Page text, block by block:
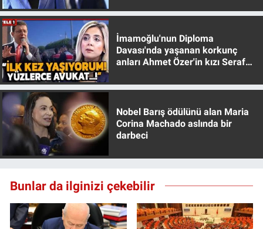
İmamoğlu'nun Diploma
Davası'nda yaşanan korkunç
anları Ahmet Özer'in kızı Seraf
Nobel Barış ödülünü alan Maria
Corina Machado aslında bir
darbeci
Bunlar da ilginizi çekebilir
Canlı Yayın